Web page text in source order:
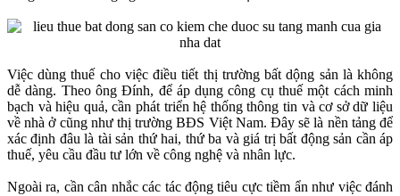
Việc dùng thuế cho việc điều tiết thị trường bất dộng sản là không
dễ dàng. Theo ông Đính, để áp dụng công cụ thuế một cách minh
bạch và hiệu quả, cần phát triển hệ thống thông tin và cơ sở dữ liệu
về nhà ở cũng như thị trường BĐS Việt Nam. Đây sẽ là nền tảng để
xác định đâu là tài sản thứ hai, thứ ba và giá trị bất động sản cần áp
thuế, yêu cầu đầu tư lớn về công nghệ và nhân lực.
Ngoài ra, cần cân nhắc các tác động tiêu cực tiềm ẩn như việc đánh